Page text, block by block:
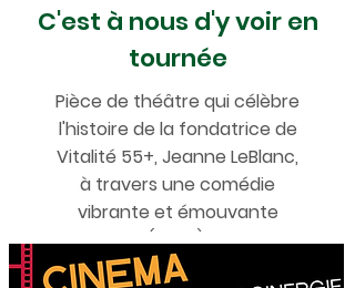
C'est à nous d'y voir en
tournée
Pièce de théâtre qui célèbre
l'histoire de la fondatrice de
Vitalité 55+, Jeanne LeBlanc,
à travers une comédie
vibrante et émouvante
(2024).